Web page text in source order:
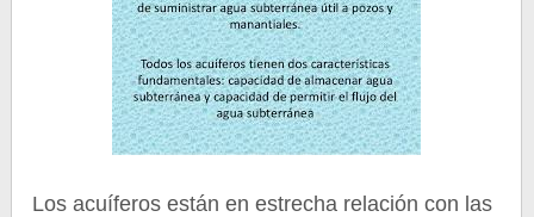
Los acuíferos están en estrecha relación con las